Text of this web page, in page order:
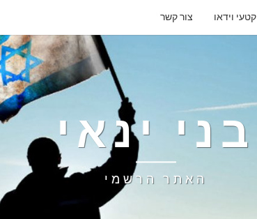
צור קשר קטעי וידאו
בני ינאי
האתר הרשמי